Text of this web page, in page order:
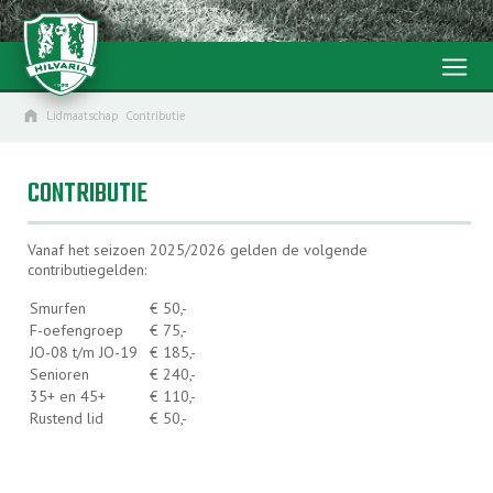
menu
home Lidmaatschap Contributie
CONTRIBUTIE
Vanaf het seizoen 2025/2026 gelden de volgende
contributiegelden:
Smurfen
€ 50,-
F-oefengroep
€ 75,-
JO-08 t/m JO-19
€ 185,-
Senioren
€ 240,-
35+ en 45+
€ 110,-
Rustend lid
€ 50,-